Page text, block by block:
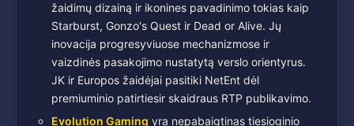
žaidimų dizainą ir ikonines pavadinimo tokias kaip
Starburst, Gonzo's Quest ir Dead or Alive. Jų
inovacija progresyviuose mechanizmose ir
vaizdinės pasakojimo nustatytą verslo orientyrus.
JK ir Europos žaidėjai pasitiki NetEnt dėl
premiuminio patirtiesir skaidraus RTP publikavimo.
Evolution Gaming yra nepabaigtinas tiesioginio